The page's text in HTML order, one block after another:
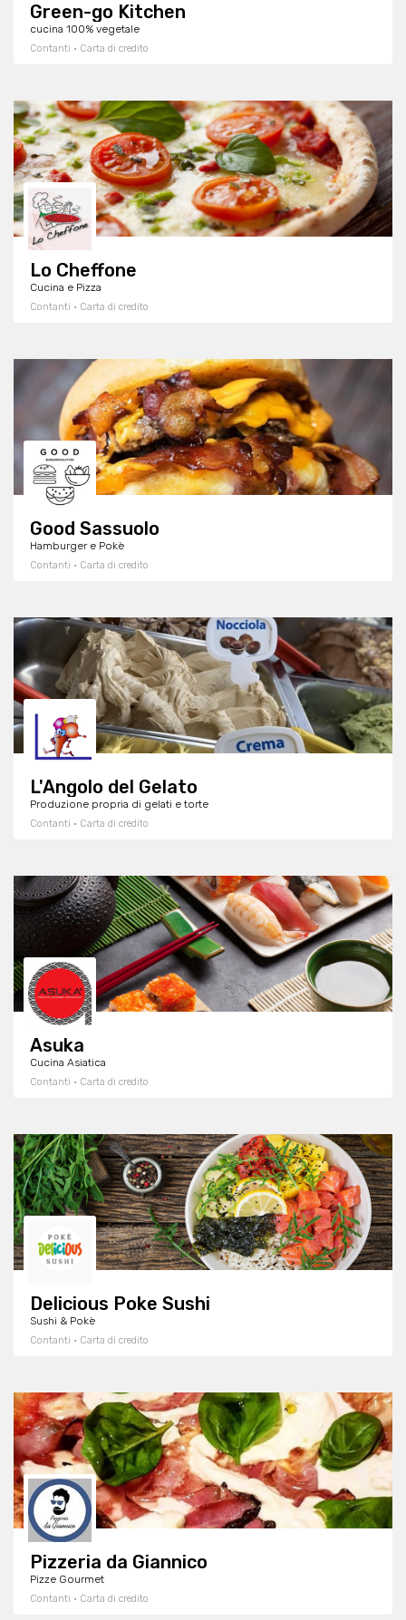
Green-go Kitchen
cucina 100% vegetale
Contanti · Carta di credito
Lo Cheffone
Cucina e Pizza
Contanti · Carta di credito
Good Sassuolo
Hamburger e Pokè
Contanti · Carta di credito
L'Angolo del Gelato
Produzione propria di gelati e torte
Contanti · Carta di credito
Asuka
Cucina Asiatica
Contanti · Carta di credito
Delicious Poke Sushi
Sushi & Pokè
Contanti · Carta di credito
Pizzeria da Giannico
Pizze Gourmet
Contanti · Carta di credito